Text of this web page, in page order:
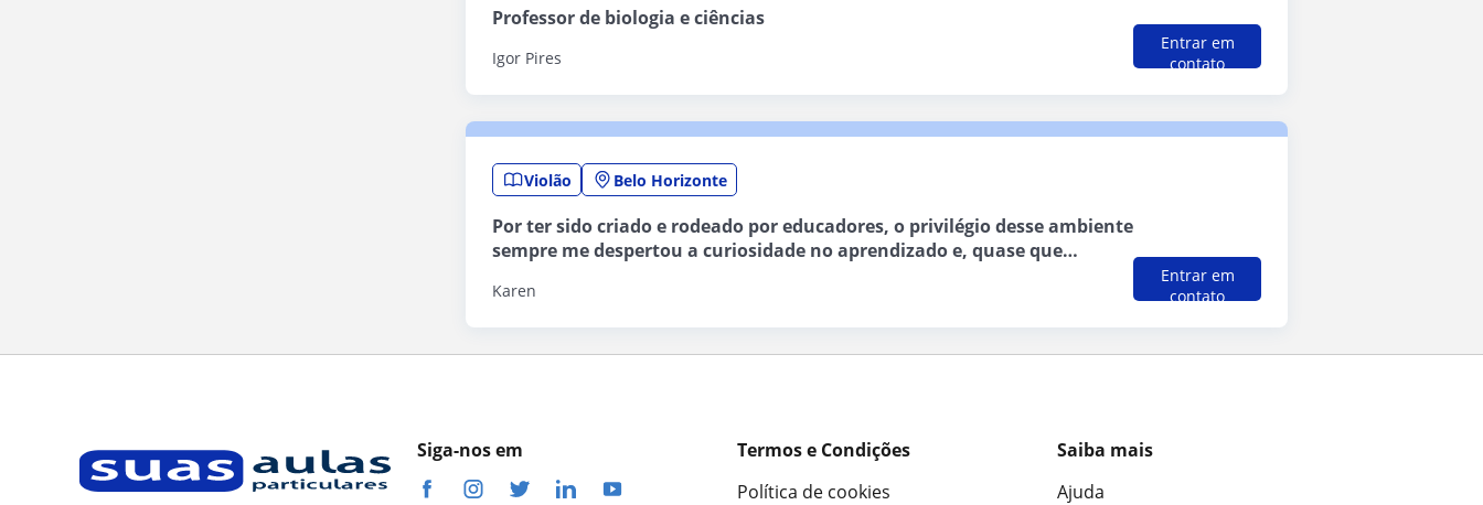
Igor Pires
Professor de biologia e ciências
Entrar em
contato
Violão Belo Horizonte
Karen
Por ter sido criado e rodeado por educadores, o privilégio desse ambiente
sempre me despertou a curiosidade no aprendizado e, quase que
outras pessoas. todo mestre é um eterno aluno e a
Entrar em
contato
Siga-nos em
Termos e Condições
Política de cookies
Saiba mais
Ajuda